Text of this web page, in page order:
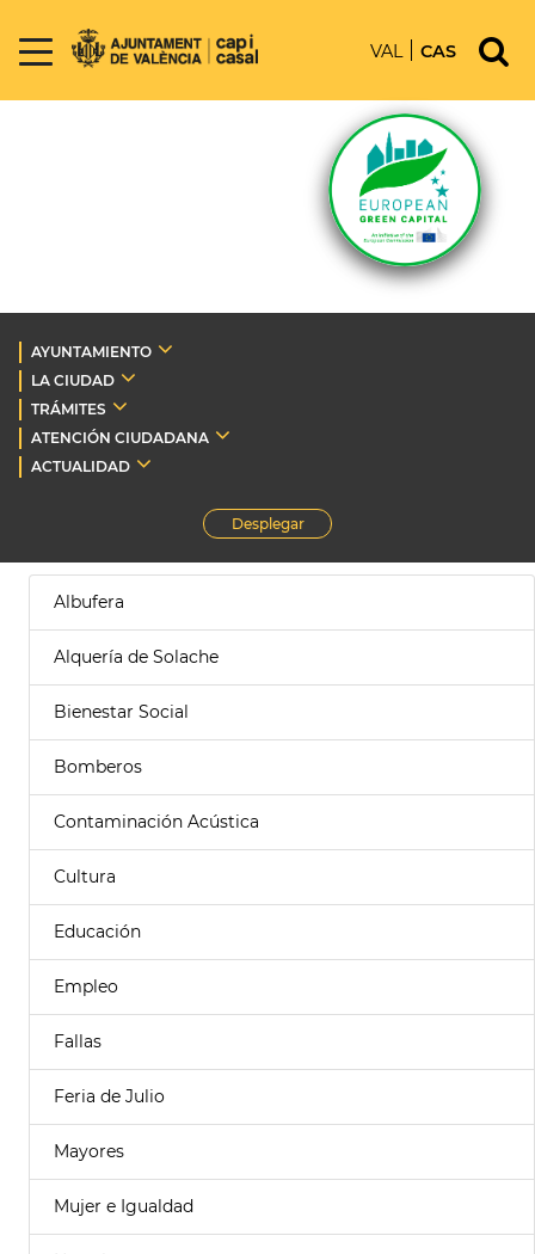
VAL CAS
AYUNTAMIENTO
LA CIUDAD
TRÁMITES
ATENCIÓN CIUDADANA
ACTUALIDAD
Desplegar
Albufera
Alquería de Solache
Bienestar Social
Bomberos
Contaminación Acústica
Cultura
Educación
Empleo
Fallas
Feria de Julio
Mayores
Mujer e Igualdad